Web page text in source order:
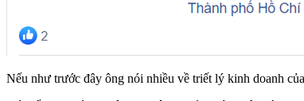
Nếu như trước đây ông nói nhiều về triết lý kinh doanh